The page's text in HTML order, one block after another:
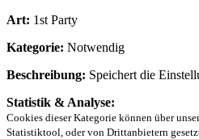
Art: 1st Party
Kategorie: Notwendig
Beschreibung: Speichert die
Statistik & Analyse:
Cookies dieser Kategorie können über
Statistiktool, oder von Drittanbietern